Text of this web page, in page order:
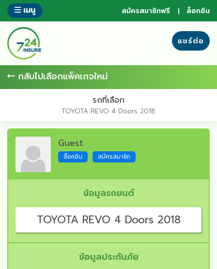
ข้าม
ส่วน
ของ
ข้อมูล
เมนู สมัครสมาชิกฟรี ล็อกอิน
แชร์ต่อ
กลับไปเลือกแพ็คเกจใหม่
รถที่เลือก
TOYOTA REVO 4 Doors 2018
Guest
ล็อกอิน สมัครสมาชิก
ข้อมูลรถยนต์
TOYOTA REVO 4 Doors 2018
ข้อมูลประกันภัย